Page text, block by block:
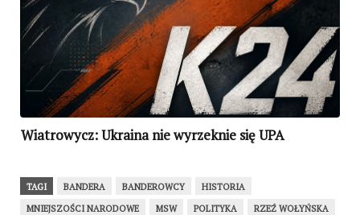
Wiatrowycz: Ukraina nie wyrzeknie się UPA
TAGI BANDERA BANDEROWCY
HISTORIA
MNIEJSZOŚCI NARODOWE
MSW POLITYKA
RZEŹ WOŁYŃSKA